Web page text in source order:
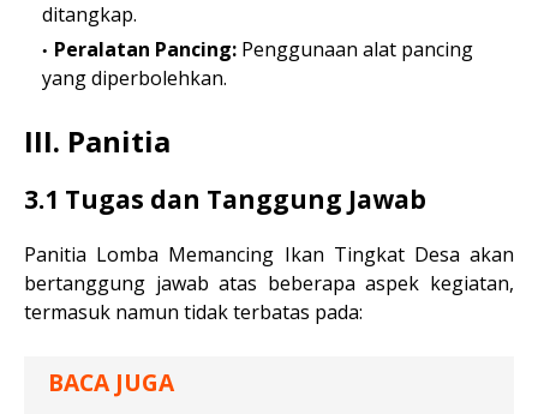
ditangkap.
Peralatan Pancing: Penggunaan alat pancing
yang diperbolehkan.
III. Panitia
3.1 Tugas dan Tanggung Jawab
Panitia Lomba Memancing Ikan Tingkat Desa akan
bertanggung jawab atas beberapa aspek kegiatan,
termasuk namun tidak terbatas pada:
BACA JUGA